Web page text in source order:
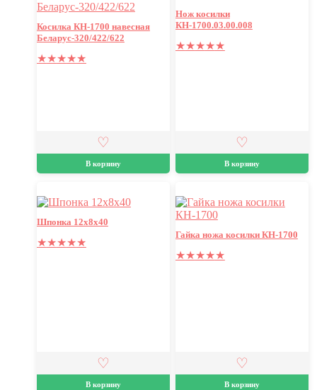
Косилка КН-1700 навесная
Беларус-320/422/622
★★★★★
В корзину
Нож косилки
КН-1700.03.00.008
★★★★★
В корзину
Шпонка 12х8х40
★★★★★
В корзину
Гайка ножа косилки КН-1700
★★★★★
В корзину